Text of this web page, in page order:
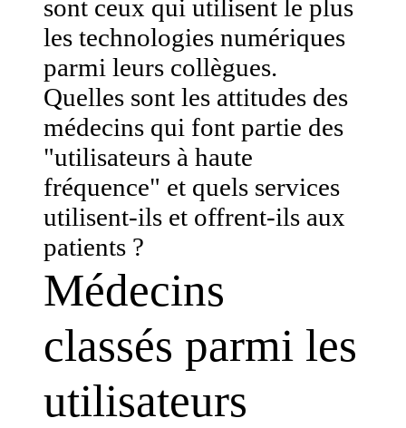
sont ceux qui utilisent le plus
les technologies numériques
parmi leurs collègues.
Quelles sont les attitudes des
médecins qui font partie des
"utilisateurs à haute
fréquence" et quels services
utilisent-ils et offrent-ils aux
patients ?
Médecins
classés parmi les
utilisateurs